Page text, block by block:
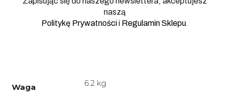
naszą
Politykę Prywatnościi Regulamin Sklepu.
Waga 6.2 kg